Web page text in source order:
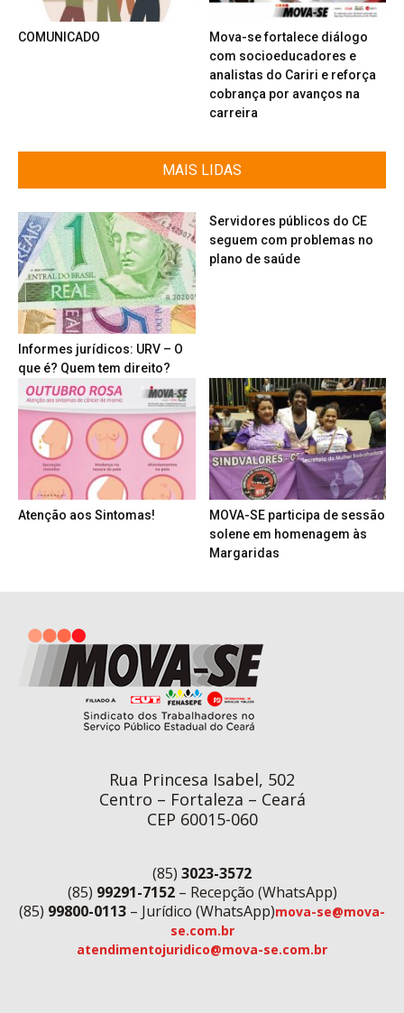
COMUNICADO
Mova-se fortalece diálogo
com socioeducadores e
analistas do Cariri e reforça
cobrança por avanços na
carreira
MAIS LIDAS
Informes jurídicos: URV – O
que é? Quem tem direito?
Servidores públicos do CE
seguem com problemas no
plano de saúde
Atenção aos Sintomas!
MOVA-SE participa de sessão
solene em homenagem às
Margaridas
Rua Princesa Isabel, 502
Centro – Fortaleza – Ceará
CEP 60015-060
(85) 3023-3572
(85) 99291-7152– Recepção (WhatsApp)
(85) 99800-0113 – Jurídico (WhatsApp)mova-se@mova-
se.com.br
atendimentojuridico@mova-se.com.br